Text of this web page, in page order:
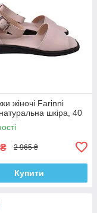
жіночі Farinni
шкіра, 40
₴ 2 965 ₴
Купити